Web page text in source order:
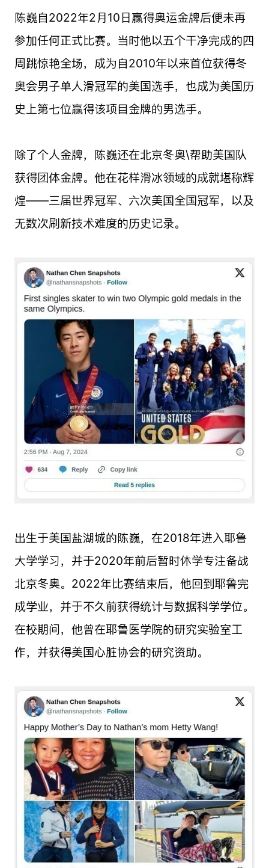
陈巍自2022年2月10日赢得奥运金牌后便未再
参加任何正式比赛。当时他以五个干净完成的四
周跳惊艳全场，成为自2010年以来首位获得冬
奥会男子单人滑冠军的美国选手，也成为美国历
史上第七位赢得该项目金牌的男选手。
除了个人金牌，陈巍还在北京冬奥\帮助美国队
获得团体金牌。他在花样滑冰领域的成就堪称辉
煌——三届世界冠军、六次美国全国冠军，以及
无数次刷新技术难度的历史记录。
出生于美国盐湖城的陈巍，在2018年进入耶鲁
大学学习，并于2020年前后暂时休学专注备战
北京冬奥。2022年比赛结束后，他回到耶鲁完
成学业，并于不久前获得统计与数据科学学位。
在校期间，他曾在耶鲁医学院的研究实验室工
作，并获得美国心脏协会的研究资助。